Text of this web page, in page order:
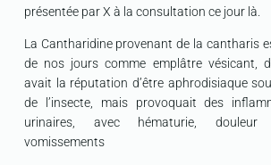
présentée par X à la consultation ce jour là.
La Cantharidine provenant de la cantharis
de nos jours comme emplâtre vésicant,
avait la réputation d’être aphrodisiaque
de l’insecte, mais provoquait des
urinaires, avec hématurie, douleur
vomissements